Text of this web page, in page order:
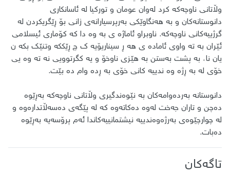
وڵاتانی ناوچەکە کرد لەوان عومان و تورکیا لە ئاسانکاری
دانوستانەکان و بە هەنگاوێکی بەرپرسیارانەی زانی بۆ ڕێگریکردن لە
گرژییەکانی ناوچەکە. ناوبراو ئاماژه ی به وه دا که کۆماری ئیسلامی
ئێران به ته واوی ئاماده ی هه ڕ سیناریۆیه ک چ ڕێککه وتنێک بکه ن
یان نا، به پشت بەستن به هێزی ناوخۆ و یه کگرتوویی نه ته وه یی
خۆی له به ڕژه وه ندییه کانی خۆی به ڕده وام ده بێت.
دانوستانە بەردەوامەکان بە نێوەندگیری وڵاتانی ناوچەکە بەڕێوە
دەچن و تاران جەخت لەوە دەکاتەوە کە لە پێگەی دەسەڵاتدارەوە و
لە چوارچێوەی بەرژەوەندییە نیشتمانییەکاندا ئەم پرۆسەیە بەڕێوە
دەبات.
تاگەکان